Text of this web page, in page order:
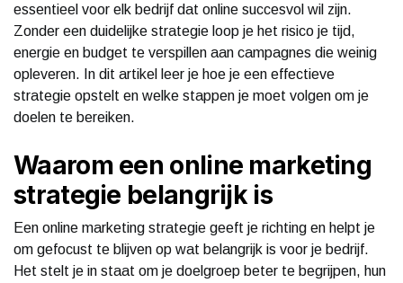
essentieel voor elk bedrijf dat online succesvol wil zijn.
Zonder een duidelijke strategie loop je het risico je tijd,
energie en budget te verspillen aan campagnes die weinig
opleveren. In dit artikel leer je hoe je een effectieve
strategie opstelt en welke stappen je moet volgen om je
doelen te bereiken.
Waarom een online marketing
strategie belangrijk is
Een online marketing strategie geeft je richting en helpt je
om gefocust te blijven op wat belangrijk is voor je bedrijf.
Het stelt je in staat om je doelgroep beter te begrijpen, hun